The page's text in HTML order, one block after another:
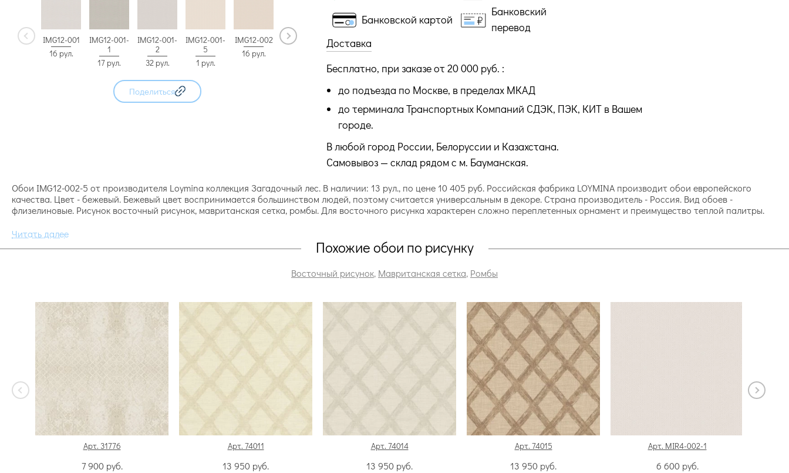
IMG12-001
16 рул.
IMG12-001-
1
17 рул.
IMG12-001-
2
32 рул.
IMG12-001-
5
1 рул.
IMG12-002
16 рул.
IMG12-
IMG12-
002-2
3 рул.
Поделиться
Банковской картой
Банковский
перевод
Доставка
Бесплатно, при заказе от 20 000 руб. :
до подъезда по Москве, в пределах МКАД
до терминала Транспортных Компаний СДЭК, ПЭК, КИТ в Вашем
городе.
В любой город России, Белоруссии и Казахстана.
Самовывоз — склад рядом с м. Бауманская.
Обои IMG12-002-5 от производителя Loymina коллекция Загадочный лес. В наличии: 13 рул., по цене 10 405 руб. Российская фабрика LOYMINA производит обои европейского
качества. Цвет - бежевый. Бежевый цвет воспринимается большинством людей, поэтому считается универсальным в декоре. Страна производитель - Россия. Вид обоев -
флизелиновые. Рисунок восточный рисунок, мавританская сетка, ромбы. Для восточного рисунка характерен сложно переплетенных орнамент и преимущество теплой палитры.
Похожие обои по рисунку
Восточный рисунок, Мавританская сетка, Ромбы
Арт. 31776
7 900 руб.
Арт. 74011
13 950 руб.
Арт. 74014
13 950 руб.
Арт. 74015
13 950 руб.
Арт. MIR4-002-1
6 600 руб.